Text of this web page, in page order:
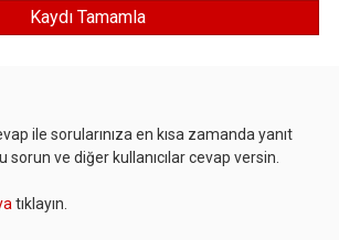
ile sorularınıza en kısa zamanda yanıt
ve diğer kullanıcılar cevap versin.
tıklayın.